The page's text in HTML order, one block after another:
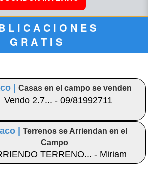
L I C A C I O N E S
G R A T I S
| Casas en el campo se venden
Vendo 2.7... - 09/81992711
|
Terrenos se Arriendan en el
Campo
TERRENO... - Miriam